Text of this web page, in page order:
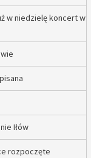
w niedzielę koncert w
Iłów
rozpoczęte